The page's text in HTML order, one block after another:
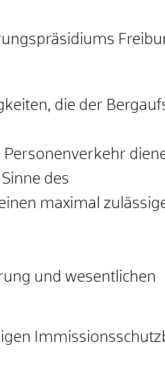
die der
des
maximal
und wesentlichen